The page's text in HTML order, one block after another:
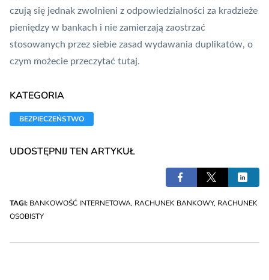
czują się jednak zwolnieni z odpowiedzialności za kradzieże
pieniędzy w bankach i nie zamierzają zaostrzać
stosowanych przez siebie zasad wydawania duplikatów, o
czym możecie przeczytać tutaj.
KATEGORIA
BEZPIECZEŃSTWO
UDOSTĘPNIJ TEN ARTYKUŁ
TAGI: BANKOWOŚĆ INTERNETOWA, RACHUNEK BANKOWY, RACHUNEK
OSOBISTY